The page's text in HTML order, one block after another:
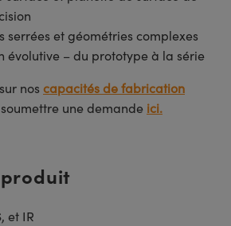
serrées et géométries complexes
évolutive – du prototype à la série
nos capacités de fabrication
une demande ici.
et IR